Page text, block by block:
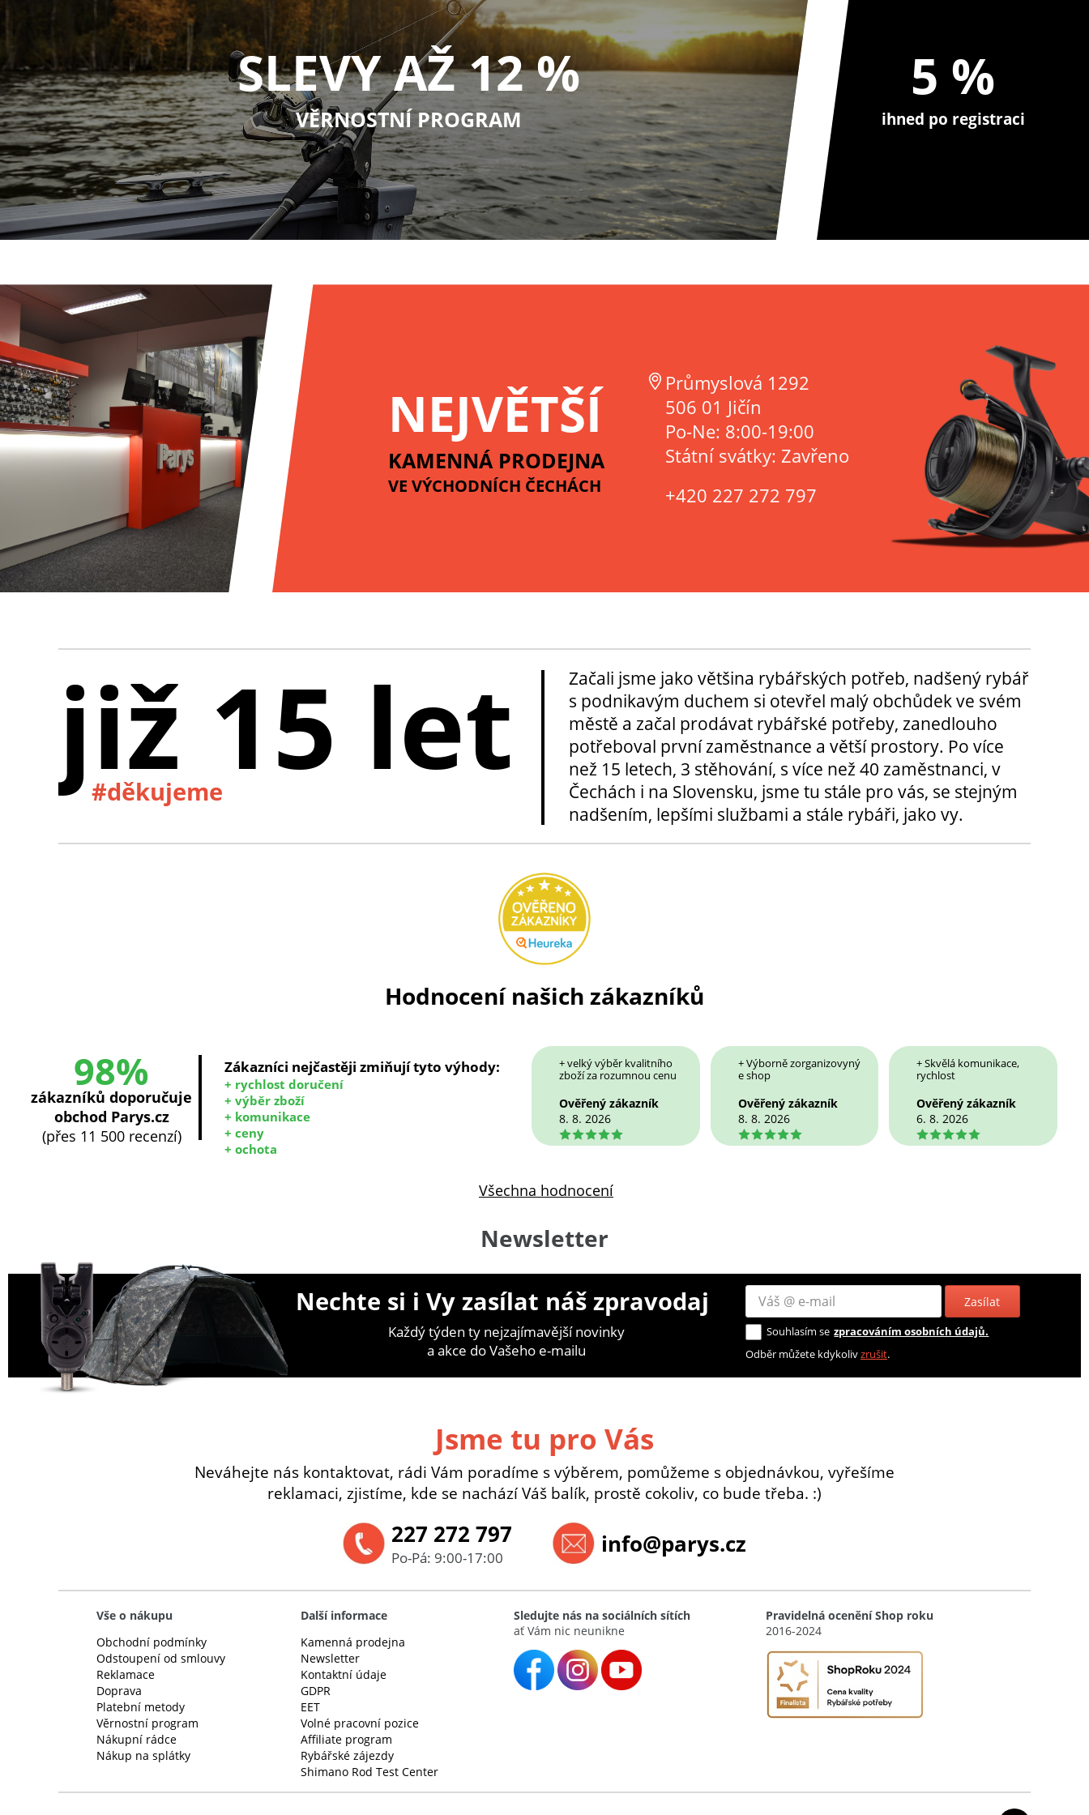
SLEVY AŽ 12 %
VĚRNOSTNÍ PROGRAM
5 %
ihned po registraci
NEJVĚTŠÍ
KAMENNÁ PRODEJNA
VE VÝCHODNÍCH ČECHÁCH
Průmyslová 1292
506 01 Jičín
Po-Ne: 8:00-19:00
Státní svátky: Zavřeno
+420 227 272 797
již 15 let
#děkujeme
Začali jsme jako většina rybářských potřeb, nadšený rybář
s podnikavým duchem si otevřel malý obchůdek ve svém
městě a začal prodávat rybářské potřeby, zanedlouho
potřeboval první zaměstnance a větší prostory. Po více
než 15 letech, 3 stěhování, s více než 40 zaměstnanci, v
Čechách i na Slovensku, jsme tu stále pro vás, se stejným
nadšením, lepšími službami a stále rybáři, jako vy.
Hodnocení našich zákazníků
98%
zákazníků doporučuje
obchod Parys.cz
(přes 11 500 recenzí)
Zákazníci nejčastěji zmiňují tyto výhody:
+ rychlost doručení
+ výběr zboží
+ komunikace
+ ceny
+ ochota
+ velký výběr kvalitního
zboží za rozumnou cenu
Ověřený zákazník
8. 8. 2026
5
+ Výborně zorganizovyný
e shop
Ověřený zákazník
8. 8. 2026
5
+ Skvělá komunikace,
rychlost
Ověřený zákazník
6. 8. 2026
5
Všechna hodnocení
Newsletter
Nechte si i Vy zasílat náš zpravodaj Zasílat
Každý týden ty nejzajímavější novinky
a akce do Vašeho e-mailu
Souhlasím se zpracováním osobních údajů.
Odběr můžete kdykolivzrušit.
Jsme tu pro Vás
Neváhejte nás kontaktovat, rádi Vám poradíme s výběrem, pomůžeme s objednávkou, vyřešíme
reklamaci, zjistíme, kde se nachází Váš balík, prostě cokoliv, co bude třeba. :)
227 272 797
Po-Pá: 9:00-17:00 info@parys.cz
Vše o nákupu
Obchodní podmínky
Odstoupení od smlouvy
Reklamace
Doprava
Platební metody
Věrnostní program
Nákupní rádce
Nákup na splátky
Další informace
Kamenná prodejna
Newsletter
Kontaktní údaje
GDPR
EET
Volné pracovní pozice
Affiliate program
Rybářské zájezdy
Shimano Rod Test Center
Sledujte nás na sociálních sítích
ať Vám nic neunikne
Pravidelná ocenění Shop roku
2016-2024